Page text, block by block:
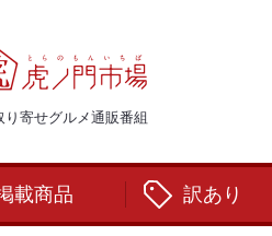
り寄せグルメ通販番組
載商品 訳あり